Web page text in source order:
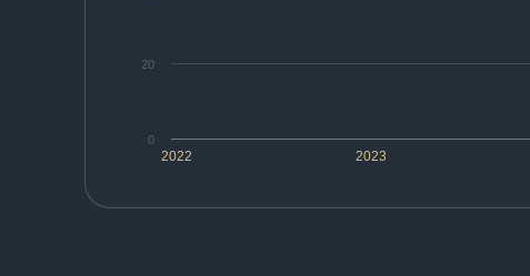
2022 2023
0
20